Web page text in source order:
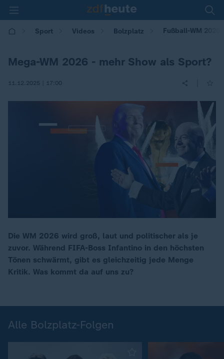
Sport Videos Bolzplatz Fußball-WM 2026
Mega-WM 2026 - mehr Show als Sport?
11.12.2025 | 17:00
Die WM 2026 wird groß, laut und politischer als je
zuvor. Während FIFA-Boss Infantino in den höchsten
Tönen schwärmt, gibt es gleichzeitig jede Menge
Kritik. Was kommt da auf uns zu?
Alle Bolzplatz-Folgen